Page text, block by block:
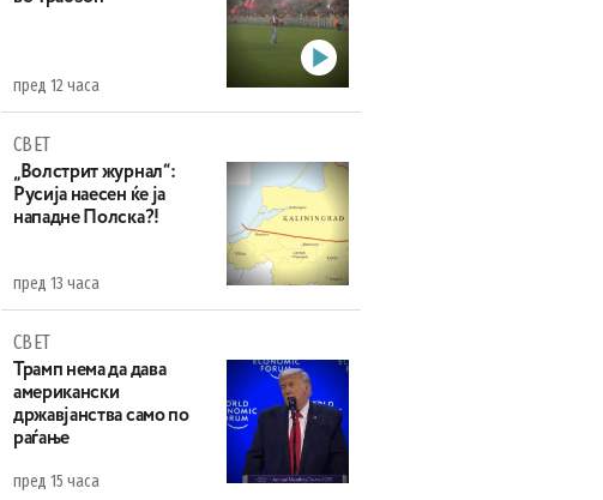
пред 12 часа
СВЕТ
„Волстрит журнал“:
Русија наесен ќе ја
нападне Полска?!
пред 13 часа
СВЕТ
Трамп нема да дава
американски
државјанства само по
раѓање
пред 15 часа